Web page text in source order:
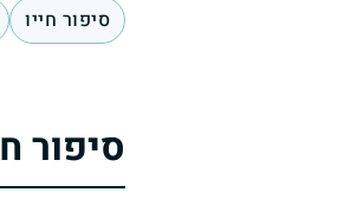
סיפור חייו
סיפור